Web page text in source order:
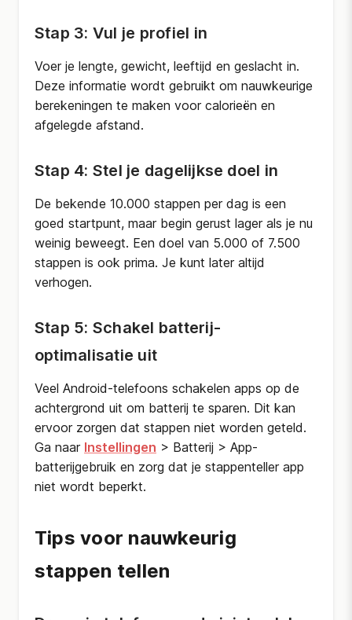
Stap 3: Vul je profiel in
Voer je lengte, gewicht, leeftijd en geslacht in.
Deze informatie wordt gebruikt om nauwkeurige
berekeningen te maken voor calorieën en
afgelegde afstand.
Stap 4: Stel je dagelijkse doel in
De bekende 10.000 stappen per dag is een
goed startpunt, maar begin gerust lager als je nu
weinig beweegt. Een doel van 5.000 of 7.500
stappen is ook prima. Je kunt later altijd
verhogen.
Stap 5: Schakel batterij-
optimalisatie uit
Veel Android-telefoons schakelen apps op de
achtergrond uit om batterij te sparen. Dit kan
ervoor zorgen dat stappen niet worden geteld.
Ga naar Instellingen > Batterij > App-
batterijgebruik en zorg dat je stappenteller app
niet wordt beperkt.
Tips voor nauwkeurig
stappen tellen